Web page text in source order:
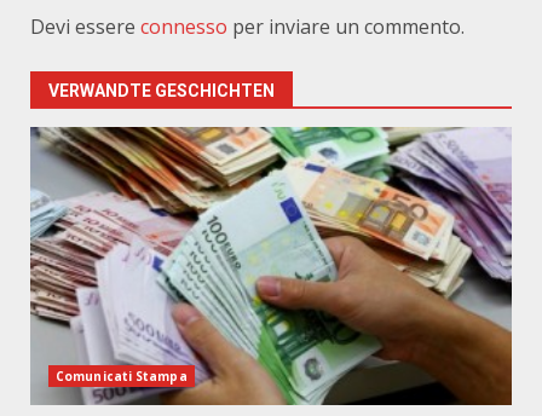
Devi essere connesso per inviare un commento.
VERWANDTE GESCHICHTEN
Comunicati Stampa